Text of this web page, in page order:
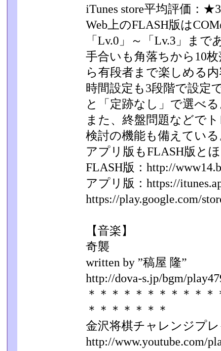
iTunes store平均評価：
Web上のFLASH版は
「Lv.0」～「Lv.3」­まで
手合いも角落ちから10
ら有段者まで楽しめる
時間設定も3段階で設定
と「定跡なし」で選べ
また、終盤問題などで
検討の機能も備えてい
アプリ版もFLASH版と
FLASH版：http://
アプリ版：https://
https://play.google.com/
【音楽】
奇襲
written by ”稿屋 隆”
http://dova-s.jp/bgm/
＊＊＊＊＊＊＊＊＊＊
＊＊＊＊＊＊＊
金沢将棋チャレンジプ
http://www.youtube.com/